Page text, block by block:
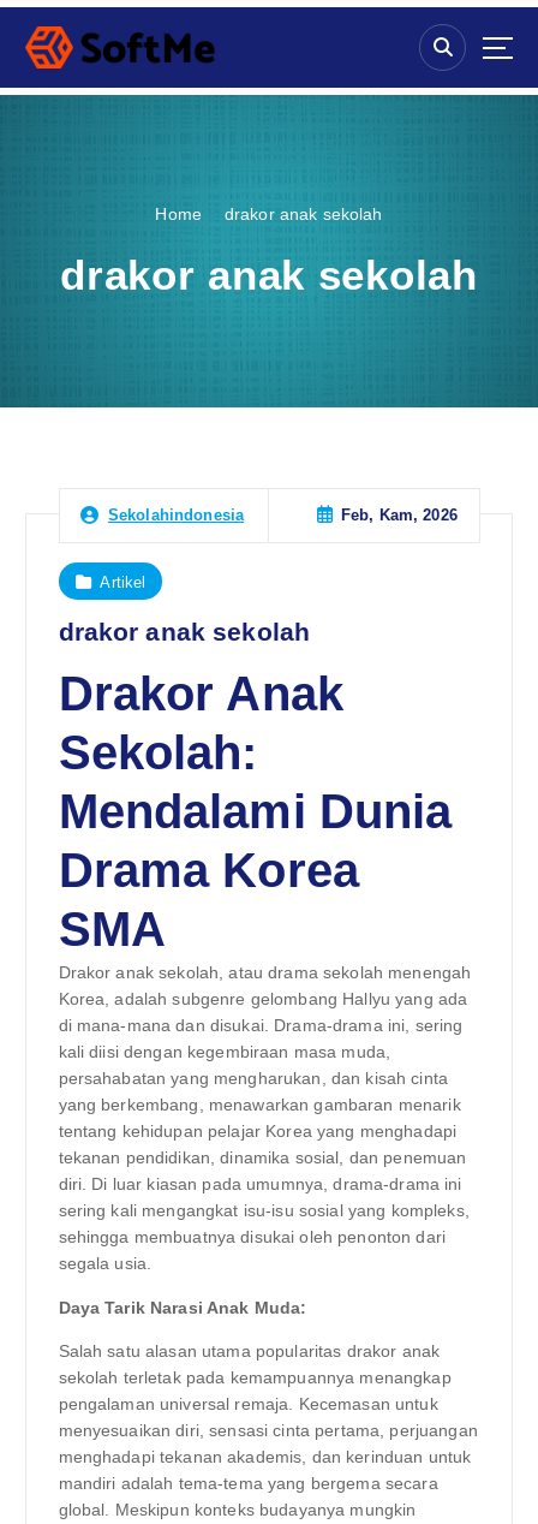
S
p
Home drakor anak sekolah
drakor anak sekolah
Sekolahindonesia Feb, Kam, 2026
Artikel
drakor anak sekolah
Drakor Anak
Sekolah:
Mendalami Dunia
Drama Korea
SMA
Drakor anak sekolah, atau drama sekolah menengah
Korea, adalah subgenre gelombang Hallyu yang ada
di mana-mana dan disukai. Drama-drama ini, sering
kali diisi dengan kegembiraan masa muda,
persahabatan yang mengharukan, dan kisah cinta
yang berkembang, menawarkan gambaran menarik
tentang kehidupan pelajar Korea yang menghadapi
tekanan pendidikan, dinamika sosial, dan penemuan
diri. Di luar kiasan pada umumnya, drama-drama ini
sering kali mengangkat isu-isu sosial yang kompleks,
sehingga membuatnya disukai oleh penonton dari
segala usia.
Daya Tarik Narasi Anak Muda:
Salah satu alasan utama popularitas drakor anak
sekolah terletak pada kemampuannya menangkap
pengalaman universal remaja. Kecemasan untuk
menyesuaikan diri, sensasi cinta pertama, perjuangan
menghadapi tekanan akademis, dan kerinduan untuk
mandiri adalah tema-tema yang bergema secara
global. Meskipun konteks budayanya mungkin